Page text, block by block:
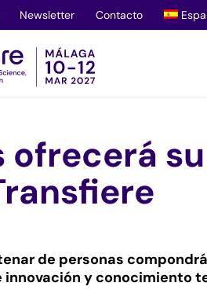
Newsletter Contacto
ofrecerá
de personas
innovación y conocimiento